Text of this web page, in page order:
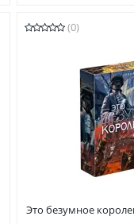
(0)
Это безумное